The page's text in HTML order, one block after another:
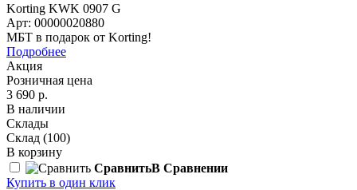
Korting KWK 0907 G
Арт: 00000020880
МБТ в подарок от Korting!
Подробнее
Акция
Розничная цена
3 690 р.
В наличии
Склады
Склад (100)
В корзину
СравнитьВ Сравнении
Купить в один клик